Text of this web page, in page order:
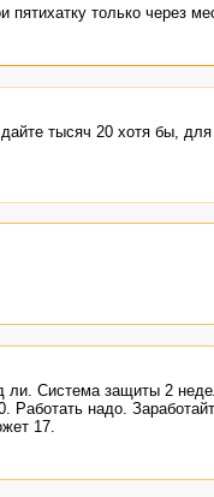
пятихатку только через
тысяч 20 хотя бы,
ли. Система защиты 2
Работать надо.
17.